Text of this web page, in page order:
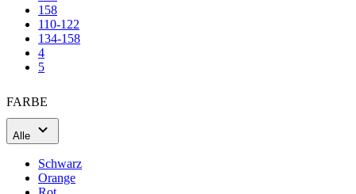
FARBE
Alle
Schwarz
Orange
Rot
Neon
Weiß